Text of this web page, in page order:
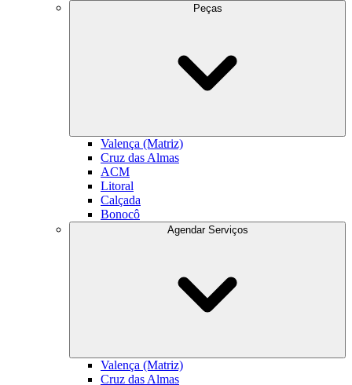
Valença (Matriz)
Cruz das Almas
ACM
Litoral
Calçada
Bonocô
Valença (Matriz)
Cruz das Almas